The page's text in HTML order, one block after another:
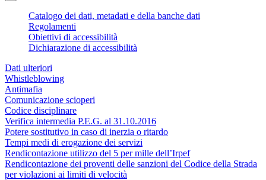
Catalogo dei dati, metadati e della banche dati
Regolamenti
Obiettivi di accessibilità
Dichiarazione di accessibilità
Dati ulteriori
Whistleblowing
Antimafia
Comunicazione scioperi
Codice disciplinare
Verifica intermedia P.E.G. al 31.10.2016
Potere sostitutivo in caso di inerzia o ritardo
Tempi medi di erogazione dei servizi
Rendicontazione utilizzo del 5 per mille dell’Irpef
Rendicontazione dei proventi delle sanzioni del Codice della Strada
per violazioni ai limiti di velocità